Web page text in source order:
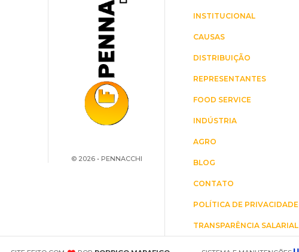
© 2026 • PENNACCHI
INSTITUCIONAL
CAUSAS
DISTRIBUIÇÃO
REPRESENTANTES
FOOD SERVICE
INDÚSTRIA
AGRO
BLOG
CONTATO
POLÍTICA DE PRIVACIDADE
TRANSPARÊNCIA SALARIAL